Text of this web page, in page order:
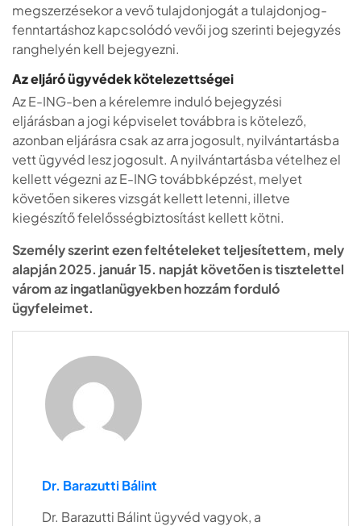
megszerzésekor a vevő tulajdonjogát a tulajdonjog-
fenntartáshoz kapcsolódó vevői jog szerinti bejegyzés
ranghelyén kell bejegyezni.
Az eljáró ügyvédek kötelezettségei
Az E-ING-ben a kérelemre induló bejegyzési
eljárásban a jogi képviselet továbbra is kötelező,
azonban eljárásra csak az arra jogosult, nyilvántartásba
vett ügyvéd lesz jogosult. A nyilvántartásba vételhez el
kellett végezni az E-ING továbbképzést, melyet
követően sikeres vizsgát kellett letenni, illetve
kiegészítő felelősségbiztosítást kellett kötni.
Személy szerint ezen feltételeket teljesítettem, mely
alapján 2025. január 15. napját követően is tisztelettel
várom az ingatlanügyekben hozzám forduló
ügyfeleimet.
Dr. Barazutti Bálint
Dr. Barazutti Bálint ügyvéd vagyok, a